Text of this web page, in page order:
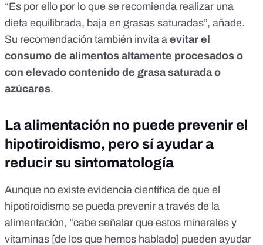
“Es por ello por lo que se recomienda realizar una
dieta equilibrada, baja en grasas saturadas”, añade.
Su recomendación también invita a evitar el
consumo de alimentos altamente procesados o
con elevado contenido de grasa saturada o
azúcares.
La alimentación no puede prevenir el
hipotiroidismo, pero sí ayudar a
reducir su sintomatología
Aunque no existe evidencia científica de que el
hipotiroidismo se pueda prevenir a través de la
alimentación, “cabe señalar que estos minerales y
vitaminas [de los que hemos hablado] pueden ayudar